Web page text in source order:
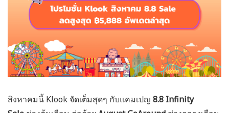
สิงหาคมนี้ Klook จัดเต็มสุดๆ กับแคมเปญ 8.8 Infinity